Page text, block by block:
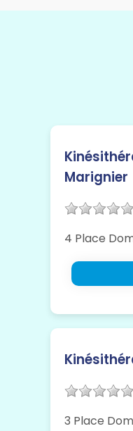
Marignier
4 Place
3 Place